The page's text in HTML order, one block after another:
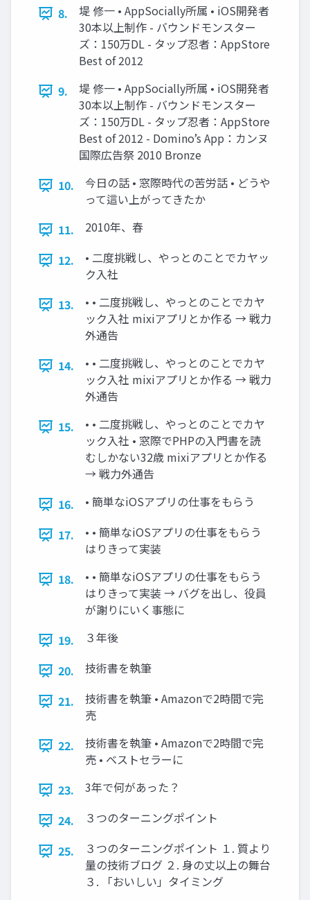
8.
堤 修一 • AppSocially所属 • iOS開発者
30本以上制作 - バウンドモンスター
ズ：150万DL - タップ忍者：AppStore
Best of 2012
9.
堤 修一 • AppSocially所属 • iOS開発者
30本以上制作 - バウンドモンスター
ズ：150万DL - タップ忍者：AppStore
Best of 2012 - Domino’s App：カンヌ
国際広告祭 2010 Bronze
10.
今日の話 • 窓際時代の苦労話 • どうや
って這い上がってきたか
11.
2010年、春
12.
• 二度挑戦し、やっとのことでカヤッ
ク入社
13.
• • 二度挑戦し、やっとのことでカヤ
ック入社 mixiアプリとか作る → 戦力
外通告
14.
• • 二度挑戦し、やっとのことでカヤ
ック入社 mixiアプリとか作る → 戦力
外通告
15.
• • 二度挑戦し、やっとのことでカヤ
ック入社 • 窓際でPHPの入門書を読
むしかない32歳 mixiアプリとか作る
→ 戦力外通告
16.
• 簡単なiOSアプリの仕事をもらう
17.
• • 簡単なiOSアプリの仕事をもらう
はりきって実装
18.
• • 簡単なiOSアプリの仕事をもらう
はりきって実装 → バグを出し、役員
が謝りにいく事態に
19.
３年後
20.
技術書を執筆
21.
技術書を執筆 • Amazonで2時間で完
売
22.
技術書を執筆 • Amazonで2時間で完
売 • ベストセラーに
23.
3年で何があった？
24.
３つのターニングポイント
25.
３つのターニングポイント １. 質より
量の技術ブログ ２. 身の丈以上の舞台
３. 「おいしい」タイミング